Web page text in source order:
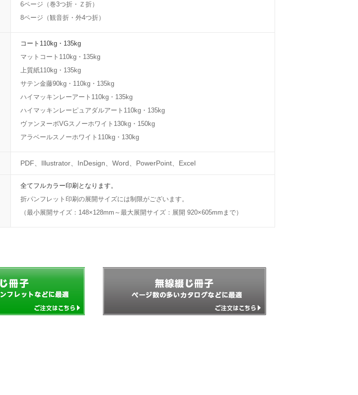
6ページ（巻3つ折・Ｚ折）
8ページ（観音折・外4つ折）
コート110kg・135kg
マットコート110kg・135kg
上質紙110kg・135kg
サテン金藤90kg・110kg・135kg
ハイマッキンレーアート110kg・135kg
ハイマッキンレーピュアダルアート110kg・135kg
ヴァンヌーボVGスノーホワイト130kg・150kg
アラベールスノーホワイト110kg・130kg
PDF、Illustrator、InDesign、Word、PowerPoint、Excel
全てフルカラー印刷となります。
折パンフレット印刷の展開サイズには制限がございます。
（最小展開サイズ：148×128mm～最大展開サイズ：展開 920×605mmまで）